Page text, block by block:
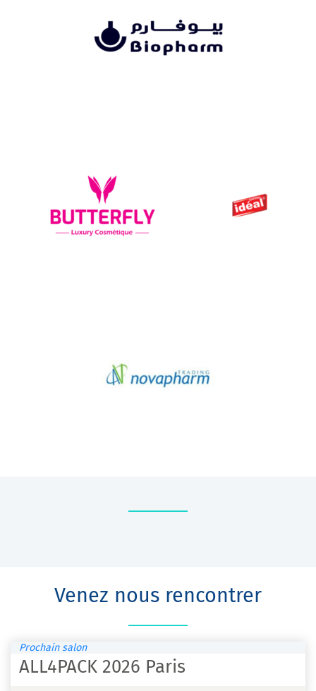
Venez nous rencontrer
Prochain salon
ALL4PACK 2026 Paris